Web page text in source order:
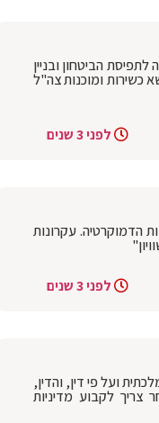
הביטחון ובניין
כשירות ומוכנות צה"ל
לפני 3 שנים
הדמוקרטיה. עקרונות
לפני 3 שנים
ועל פי דין, והדין,
לקבוע מדיניות